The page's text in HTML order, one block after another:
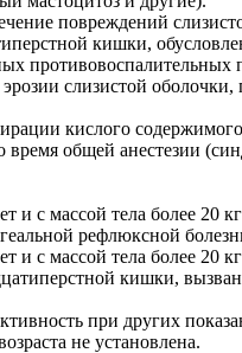
повреждений
кишки,
противовоспалительных
слизистой оболочки,
кислого
время общей анестезии
и с массой тела более 20
рефлюксной
и с массой тела более 20
кишки,
при других
не установлена.